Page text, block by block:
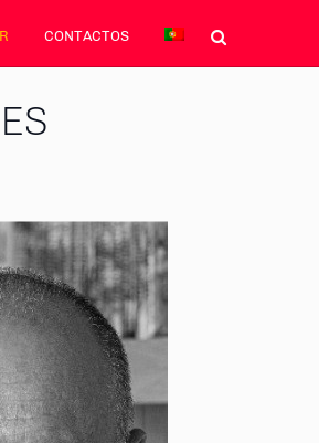
CONTACTOS